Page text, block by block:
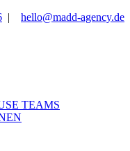
| hello@madd-agency.de
TEAMS